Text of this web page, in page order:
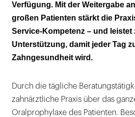
Verfügung. Mit der Weitergabe
großen Patienten stärkt die
Service-Kompetenz – und leistet
Unterstützung, damit jeder Tag
Zahngesundheit wird.
Durch die tägliche
zahnärztliche Praxis über das
Oralprophylaxe des Patienten.